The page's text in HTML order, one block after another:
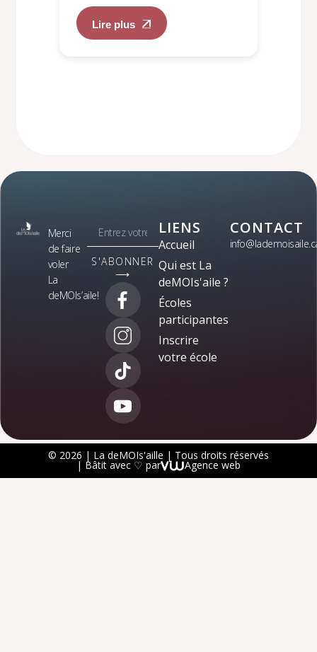
Lire plus
Merci
de faire
voler
La
deMOIs’aile!
S'ABONNER
⟶
LIENS
Accueil
Qui est La
deMOIs'aile ?
Écoles
participantes
Inscrire
votre école
CONTACT
© 2026 | La deMOIs'aille | Tous droits réservés
| Bâtit avec ♡ par Agence web